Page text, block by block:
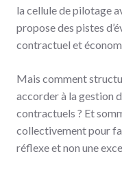
la cellule de pilotage
propose des pistes
contractuel et
Mais comment
accorder à la gestion
contractuels ? Et
collectivement pour
réflexe et non une